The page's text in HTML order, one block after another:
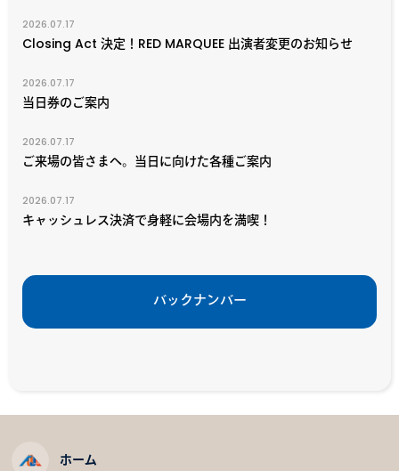
2026.07.17
Closing Act 決定！RED MARQUEE 出演者変更のお知らせ
2026.07.17
当日券のご案内
2026.07.17
ご来場の皆さまへ。当日に向けた各種ご案内
2026.07.17
キャッシュレス決済で身軽に会場内を満喫！
バックナンバー
ホーム